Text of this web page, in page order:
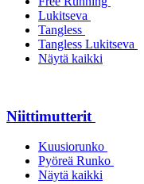
Lukitseva
Tangless
Tangless Lukitseva
Näytä kaikki
Niittimutterit
Kuusiorunko
Pyöreä Runko
Näytä kaikki